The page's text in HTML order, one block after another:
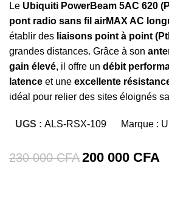
Le Ubiquiti PowerBeam 5AC 620
pont radio sans fil airMAX AC
établir des liaisons point à point
grandes distances. Grâce à son
gain élevé, il offre un débit
latence et une excellente
idéal pour relier des sites éloignés
UGS : ALS-RSX-109 Marque :
230 000CFA200 000 CFA